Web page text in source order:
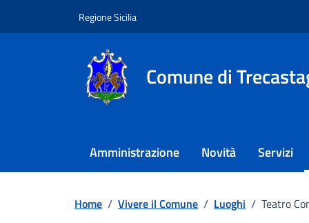
Regione Sicilia
Comune di
Amministrazione Novità Servizi
Home / Vivere il Comune / Luoghi / Teatro